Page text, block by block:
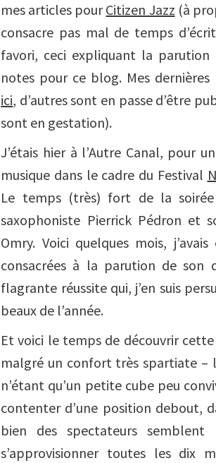
mes articles pourCitizen Jazz (à
consacre pas mal de temps
favori, ceci expliquant la parution
notes pour ce blog. Mes
ici, d’autres sont en passe d’être
sont en gestation).
J’étais hier à l’Autre Canal, pour
musique dans le cadre du Festival
Le temps (très) fort de la
saxophoniste Pierrick Pédron et
Omry. Voici quelques mois, j’avais
consacrées à la parution de son
flagrante réussite qui, j’en suis
beaux de l’année.
Et voici le temps de découvrir
malgré un confort très spartiate –
n’étant qu’un petite cube peu
contenter d’une position debout,
bien des spectateurs semblent
s’approvisionner toutes les dix